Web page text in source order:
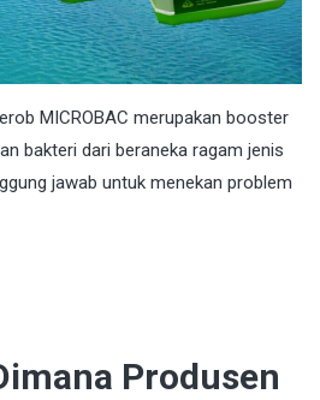
MICROBAC merupakan booster
bakteri dari beraneka ragam jenis
jawab untuk menekan problem
Produsen